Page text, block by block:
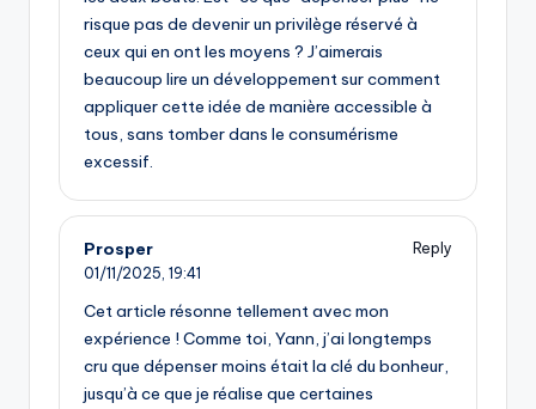
risque pas de devenir un privilège réservé à
ceux qui en ont les moyens ? J’aimerais
beaucoup lire un développement sur comment
appliquer cette idée de manière accessible à
tous, sans tomber dans le consumérisme
excessif.
Prosper
Reply
01/11/2025, 19:41
Cet article résonne tellement avec mon
expérience ! Comme toi, Yann, j’ai longtemps
cru que dépenser moins était la clé du bonheur,
jusqu’à ce que je réalise que certaines